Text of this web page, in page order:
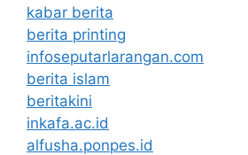
kabar berita
berita printing
infoseputarlarangan.com
berita islam
beritakini
inkafa.ac.id
alfusha.ponpes.id